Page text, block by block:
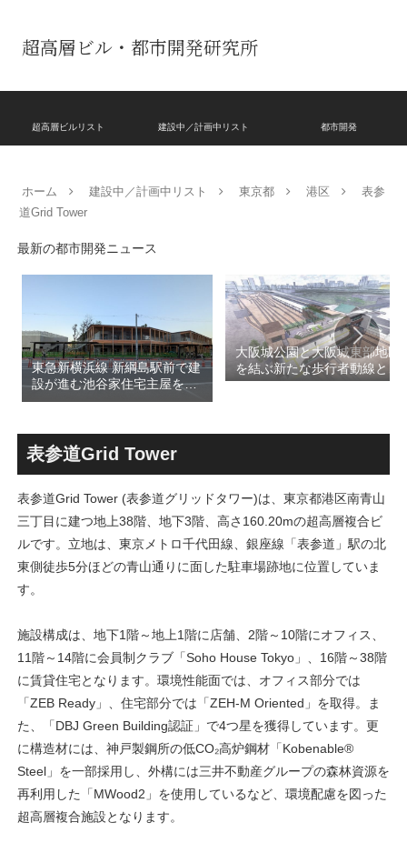
超高層ビル・都市開発研究所
超高層ビルリスト 建設中／計画中リスト 都市開発
ホーム 建設中／計画中リスト 東京都 港区
表参
道Grid Tower
最新の都市開発ニュース
東急新横浜線 新綱島駅前で建
設が進む池谷家住宅主屋を活
用した「新綱島MICCA」！！
による新たな駅前拠点が2026
年秋誕生へ！！
大阪城公園と大阪城東部地区
を結ぶ新たな歩行者動線とな
る「大阪城公園接続デッ
表！！
表参道Grid Tower
表参道Grid Tower (表参道グリッドタワー)は、東京都港区南青山
三丁目に建つ地上38階、地下3階、高さ160.20mの超高層複合ビ
ルです。立地は、東京メトロ千代田線、銀座線「表参道」駅の北
東側徒歩5分ほどの青山通りに面した駐車場跡地に位置していま
す。
施設構成は、地下1階～地上1階に店舗、2階～10階にオフィス、
11階～14階に会員制クラブ「Soho House Tokyo」、16階～38階
に賃貸住宅となります。環境性能面では、オフィス部分では
「ZEB Ready」、住宅部分では「ZEH-M Oriented」を取得。ま
た、「DBJ Green Building認証」で4つ星を獲得しています。更
に構造材には、神戸製鋼所の低CO₂高炉鋼材「Kobenable®
Steel」を一部採用し、外構には三井不動産グループの森林資源を
再利用した「MWood2」を使用しているなど、環境配慮を図った
超高層複合施設となります。